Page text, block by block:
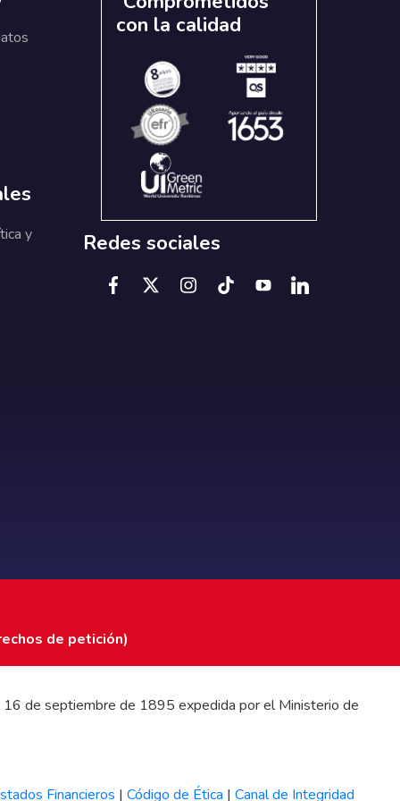
y
con la calidad
Redes sociales
de petición)
16 de septiembre de 1895 expedida por el Ministerio de
Financieros | Código de Ética | Canal de Integridad